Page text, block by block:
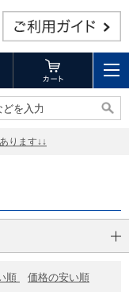
を入力
を入力
ります↓↓
順 価格の安い順